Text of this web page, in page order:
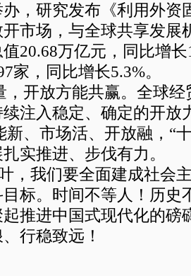
，研究发布《利用外资
市场，与全球共享发展
20.68万亿元，同比增
家，同比增长5.3%。
，开放方能共赢。全球
注入稳定、确定的开放
新、市场活、开放融，“
实推进、步伐有力。
，我们要全面建成社会
标。时间不等人！历史
推进中国式现代化的磅
行稳致远！